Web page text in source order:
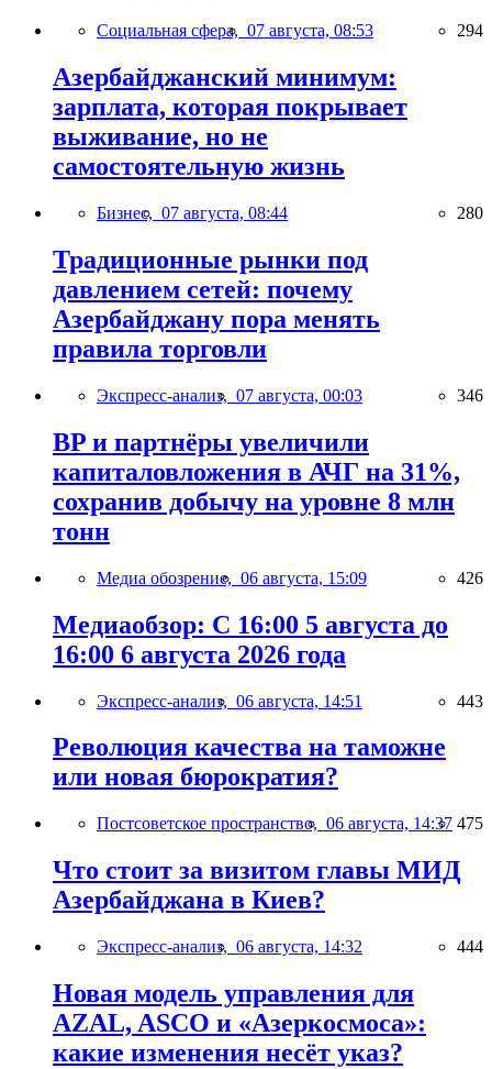
Социальная сфера, 07 августа, 08:53 294
Азербайджанский минимум:
зарплата, которая покрывает
выживание, но не
самостоятельную жизнь
Бизнес, 07 августа, 08:44 280
Традиционные рынки под
давлением сетей: почему
Азербайджану пора менять
правила торговли
Экспресс-анализ, 07 августа, 00:03 346
BP и партнёры увеличили
капиталовложения в АЧГ на 31%,
сохранив добычу на уровне 8 млн
тонн
Медиа обозрение, 06 августа, 15:09 426
Медиаобзор: С 16:00 5 августа до
16:00 6 августа 2026 года
Экспресс-анализ, 06 августа, 14:51 443
Революция качества на таможне
или новая бюрократия?
Постсоветское пространство, 06 августа, 14:37 475
Что стоит за визитом главы МИД
Азербайджана в Киев?
Экспресс-анализ, 06 августа, 14:32 444
Новая модель управления для
AZAL, ASCO и «Азеркосмоса»:
какие изменения несёт указ?